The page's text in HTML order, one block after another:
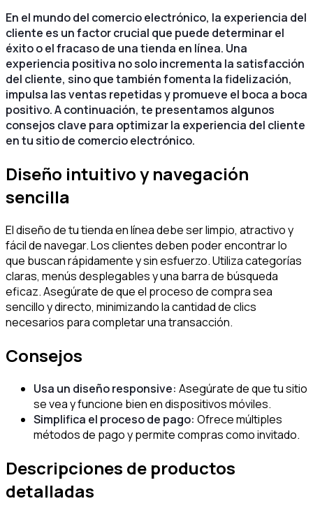
En el mundo del comercio electrónico, la experiencia del
cliente es un factor crucial que puede determinar el
éxito o el fracaso de una tienda en línea. Una
experiencia positiva no solo incrementa la satisfacción
del cliente, sino que también fomenta la fidelización,
impulsa las ventas repetidas y promueve el boca a boca
positivo. A continuación, te presentamos algunos
consejos clave para optimizar la experiencia del cliente
en tu sitio de comercio electrónico.
Diseño intuitivo y navegación
sencilla
El diseño de tu tienda en línea debe ser limpio, atractivo y
fácil de navegar. Los clientes deben poder encontrar lo
que buscan rápidamente y sin esfuerzo. Utiliza categorías
claras, menús desplegables y una barra de búsqueda
eficaz. Asegúrate de que el proceso de compra sea
sencillo y directo, minimizando la cantidad de clics
necesarios para completar una transacción.
Consejos
Usa un diseño responsive: Asegúrate de que tu sitio
se vea y funcione bien en dispositivos móviles.
Simplifica el proceso de pago: Ofrece múltiples
métodos de pago y permite compras como invitado.
Descripciones de productos
detalladas